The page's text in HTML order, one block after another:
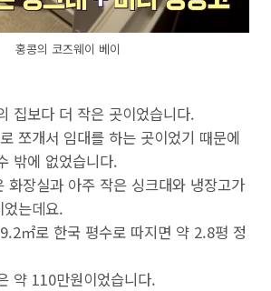
홍콩의 코즈웨이 베이
집보다 더 작은 곳이었습니다.
쪼개서 임대를 하는 곳이었기 때문에
밖에 없었습니다.
화장실과 아주 작은 싱크대와 냉장고가
는데요.
㎡로 한국 평수로 따지면 약 2.8평 정
약 110만원이었습니다.